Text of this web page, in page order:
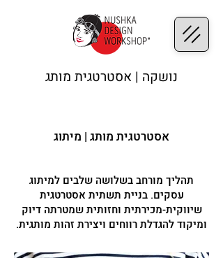
נושקה | אסטרטגית מותג
אסטרטגית מותג | מיתוג
תהליך מורחב בשלושה שלבים למיתוג
עסקים. בניית תשתית אסטרטגית
שיווקית-מכירתית וחזותית שמטרתה דיוק
ומיקוד להגדלת רווחים ויצירת זהות מותגית.